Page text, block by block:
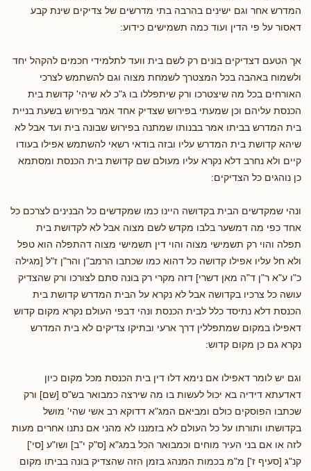
המדרש אחר וגם ישינים בהרבה בתי מדרשים של צדיקים שינת קבע
דאסור על פי הדין ועוד כמה תשמישים כידוע:
אך הטעם דצדיקים בונים רק לשם בית וועד לתלמידי חכמים להקהל יחד
ולשמוח באהבה בכל המצטרך לשמחת מצוה וגם להשתמש לצרכי
האורחים בכל מה שיצטרכו ורק שיתפללו בו ג"כ לא שיהי' קדושת בית
הכנסת עליהם וכן שמעתי בפירוש שצדיק אחד אמר בפירוש בשעת בניית
בית המדרש בביתו אמר בבנותו שמתנה בפירוש שבונה בית ועד אבל לא
שיהא קדושת בית המדרש עליו ובזה בודאי רשאי להשתמש אפילו בעודו
קיים ולא נחרב דלא נקרא עליו מעולם שם קדושת בית הכנסת ומסתמא
כן נוהגים כל הצדיקים:
ונהי שמקדשים הבית בקדושה היינו כמו שמקדשים כל הבנינים לצרכם כל
אחד כפי מה דמשער בלבו מקדש לשם מצוה אבל לא לקדושת בית
תפלה והוי רק תשמישי מצוה והוי דין תשמישי מצוה דהתפלה הוא טפל
ולא חל עליו אפילו קדושה כל דהוא כמו שכתבו הרמב"ן והר"ן ז"ל [מגילה
כ"ו ע"א ר"ן ד"ה מאן דשרי] דזה מקרי רק בונה סתם לצורכו ורק שהצדיק
עושה כל צרכיו בקדושה אבל לא נקרא על הבית המדרש קדושת בית
הכנסת דלא נתיסד כלל לבית הכנסת ונהי דבפי העולם נקרא מקום קדוש
דאפילו במקום שמתפללין דרך ארעי ובתיקו צדיקים לא בית המדרש
נקרא גם כן מקום קדוש:
וגם יש לומר דאפילו אם נימא דלו דין בית הכנסת מכל מקום כיון
דאדעתא דידיה בא יכול לעשות בו מה שירצה כמבואר בש"ס [שם] ורק
שכתבו הפוסקים כולם ומביאם המג"א דדוקא רב אשי שהי' מושל
בקדושתו ותורתו על כל העולם לא בזמננו לא מהני אם נתנו אחרים מעות
לזה או אם בני העיר מוחים וכמבואר הכל במג"א [ס"ק י"ב] ושו"ע [סי']
קנ"ג [סעיף ז'] מ"מ בכמות המנהג בזמן הזה שהצדיק בונה בביתו מקום